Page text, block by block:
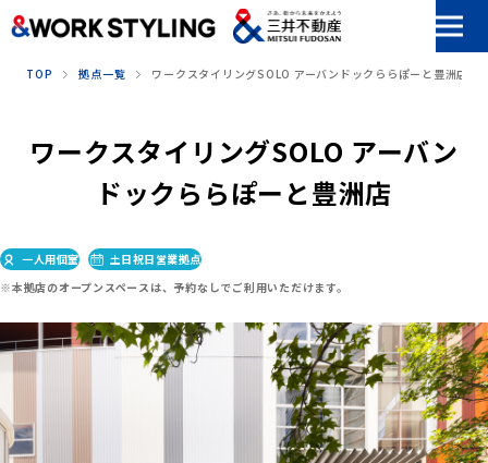
本文へ移動
TOP 拠点一覧 ワークスタイリングSOLO アーバンドックららぽーと豊洲店
ワークスタイリングSOLO アーバン
ドックららぽーと豊洲店
一人用個室
土日祝日営業拠点
※本拠店のオープンスペースは、予約なしでご利用いただけます。